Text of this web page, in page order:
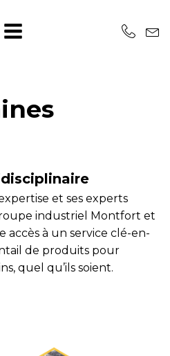
et ses experts
industriel Montfort et
accès à un service clé-en-
de produits pour
quel qu’ils soient.